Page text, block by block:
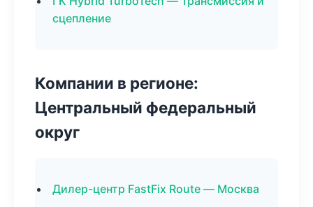
сцепление
Компании в регионе:
Центральный федеральный
округ
Дилер-центр FastFix Route — Москва